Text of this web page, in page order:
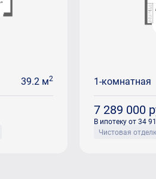
39.2 м2 1-комнатная
7 289 000
В ипотеку от 34
Чистовая